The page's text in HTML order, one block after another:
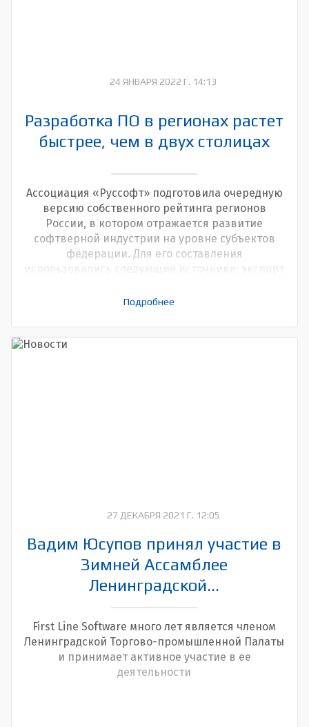
24 ЯНВАРЯ 2022 Г. 14:13
Разработка ПО в регионах растет
быстрее, чем в двух столицах
Ассоциация «Руссофт» подготовила очередную
версию собственного рейтинга регионов
России, в котором отражается развитие
софтверной индустрии на уровне субъектов
федерации. Для его составления
использовались следующие источники: экспорт
распределением по регионам; собственная база
отечественного ПО и Реестре аккредитованных
Подробнее
27 ДЕКАБРЯ 2021 Г. 12:05
Вадим Юсупов принял участие в
Зимней Ассамблее
Ленинградской...
First Line Software много лет является членом
Ленинградской Торгово-промышленной Палаты
и принимает активное участие в ее
деятельности